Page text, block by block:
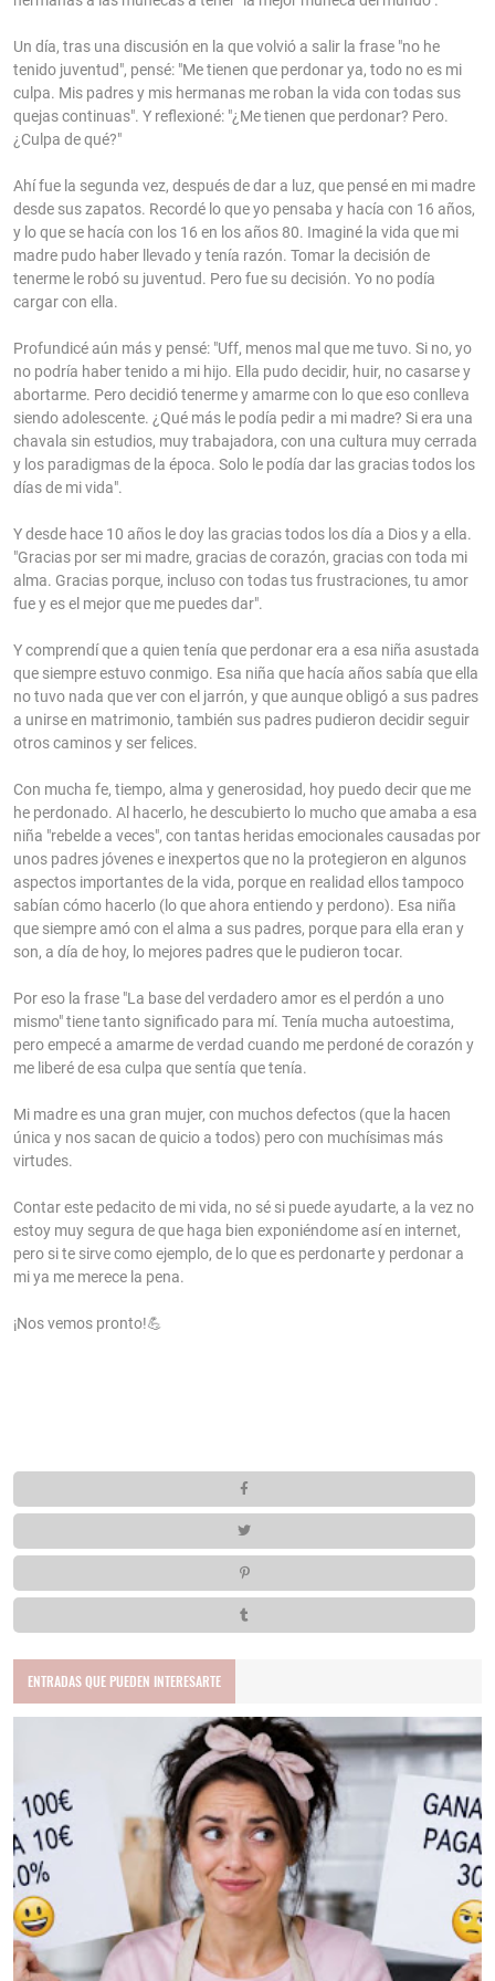
Un día, tras una discusión en la que volvió a salir la frase "no he
tenido juventud", pensé: "Me tienen que perdonar ya, todo no es mi
culpa. Mis padres y mis hermanas me roban la vida con todas sus
quejas continuas". Y reflexioné: "¿Me tienen que perdonar? Pero.
¿Culpa de qué?"
Ahí fue la segunda vez, después de dar a luz, que pensé en mi madre
desde sus zapatos. Recordé lo que yo pensaba y hacía con 16 años,
y lo que se hacía con los 16 en los años 80. Imaginé la vida que mi
madre pudo haber llevado y tenía razón. Tomar la decisión de
tenerme le robó su juventud. Pero fue su decisión. Yo no podía
cargar con ella.
Profundicé aún más y pensé: "Uff, menos mal que me tuvo. Si no, yo
no podría haber tenido a mi hijo. Ella pudo decidir, huir, no casarse y
abortarme. Pero decidió tenerme y amarme con lo que eso conlleva
siendo adolescente. ¿Qué más le podía pedir a mi madre? Si era una
chavala sin estudios, muy trabajadora, con una cultura muy cerrada
y los paradigmas de la época. Solo le podía dar las gracias todos los
días de mi vida".
Y desde hace 10 años le doy las gracias todos los día a Dios y a ella.
"Gracias por ser mi madre, gracias de corazón, gracias con toda mi
alma. Gracias porque, incluso con todas tus frustraciones, tu amor
fue y es el mejor que me puedes dar".
Y comprendí que a quien tenía que perdonar era a esa niña asustada
que siempre estuvo conmigo. Esa niña que hacía años sabía que ella
no tuvo nada que ver con el jarrón, y que aunque obligó a sus padres
a unirse en matrimonio, también sus padres pudieron decidir seguir
otros caminos y ser felices.
Con mucha fe, tiempo, alma y generosidad, hoy puedo decir que me
he perdonado. Al hacerlo, he descubierto lo mucho que amaba a esa
niña "rebelde a veces", con tantas heridas emocionales causadas por
unos padres jóvenes e inexpertos que no la protegieron en algunos
aspectos importantes de la vida, porque en realidad ellos tampoco
sabían cómo hacerlo (lo que ahora entiendo y perdono). Esa niña
que siempre amó con el alma a sus padres, porque para ella eran y
son, a día de hoy, lo mejores padres que le pudieron tocar.
Por eso la frase "La base del verdadero amor es el perdón a uno
mismo" tiene tanto significado para mí. Tenía mucha autoestima,
pero empecé a amarme de verdad cuando me perdoné de corazón y
me liberé de esa culpa que sentía que tenía.
Mi madre es una gran mujer, con muchos defectos (que la hacen
única y nos sacan de quicio a todos) pero con muchísimas más
virtudes.
Contar este pedacito de mi vida, no sé si puede ayudarte, a la vez no
estoy muy segura de que haga bien exponiéndome así en internet,
pero si te sirve como ejemplo, de lo que es perdonarte y perdonar a
mi ya me merece la pena.
¡Nos vemos pronto!💪
ENTRADAS QUE PUEDEN INTERESARTE